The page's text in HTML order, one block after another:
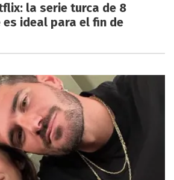
la serie turca de 8
ideal para el fin de